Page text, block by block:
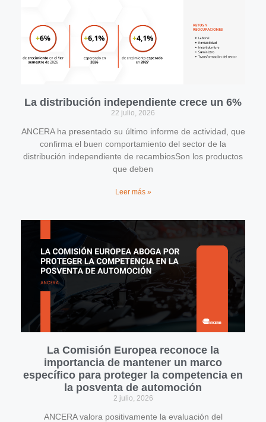
La distribución independiente crece un 6%
22 julio, 2026
ANCERA ha presentado su último informe de actividad, que
confirma el buen comportamiento del sector de la
distribución independiente de recambiosSon los productos
que deben
Leer más »
La Comisión Europea reconoce la
importancia de mantener un marco
específico para proteger la competencia en
la posventa de automoción
2 julio, 2026
ANCERA valora positivamente la evaluación del